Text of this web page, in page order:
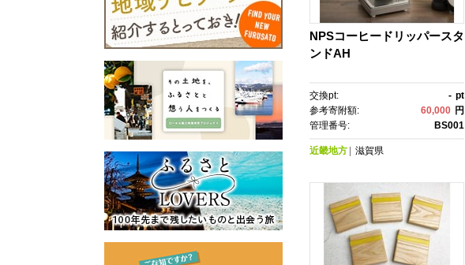
NPSコーヒードリッパースタ
ンドAH
交換pt: - pt
参考寄附額:
60,000 円
管理番号:
BS001
近畿地方 滋賀県